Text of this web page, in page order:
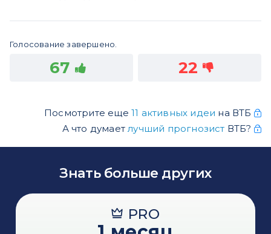
Голосование завершено.
67 22
Посмотрите еще 11 активных идеи на ВТБ
А что думаетлучший прогнозист ВТБ?
Знать больше других
PRO